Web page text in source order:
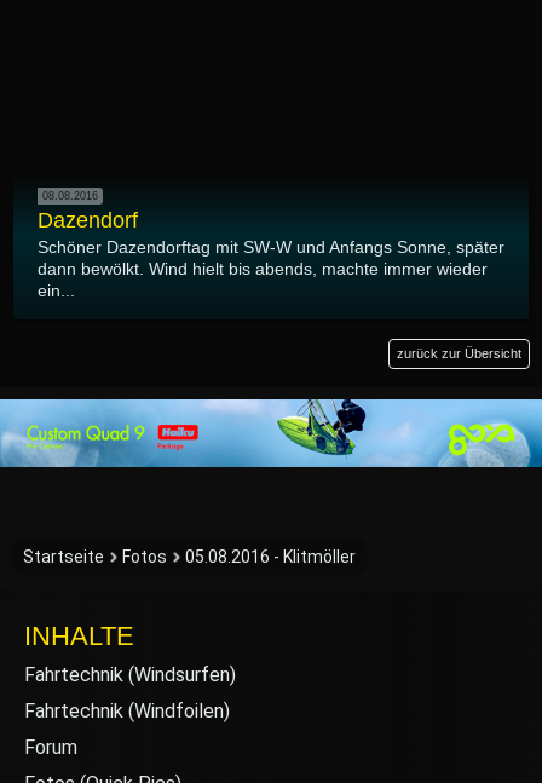
08.08.2016
Dazendorf
Schöner Dazendorftag mit SW-W und Anfangs Sonne, später
dann bewölkt. Wind hielt bis abends, machte immer wieder
ein...
zurück zur Übersicht
Startseite Fotos 05.08.2016 - Klitmöller
INHALTE
Fahrtechnik (Windsurfen)
Fahrtechnik (Windfoilen)
Forum